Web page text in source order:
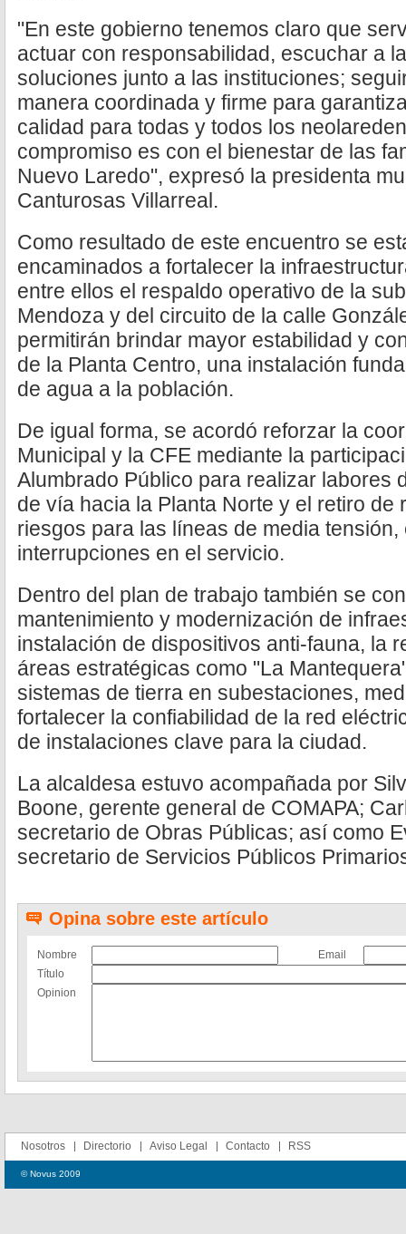
"En este gobierno tenemos claro que
actuar con responsabilidad, escuchar a
soluciones junto a las instituciones;
manera coordinada y firme para
calidad para todas y todos los
compromiso es con el bienestar de las
Nuevo Laredo", expresó la presidenta
Canturosas Villarreal.
Como resultado de este encuentro se
encaminados a fortalecer la
entre ellos el respaldo operativo de la
Mendoza y del circuito de la calle
permitirán brindar mayor estabilidad y
de la Planta Centro, una instalación
de agua a la población.
De igual forma, se acordó reforzar la
Municipal y la CFE mediante la
Alumbrado Público para realizar labores
de vía hacia la Planta Norte y el retiro de
riesgos para las líneas de media
interrupciones en el servicio.
Dentro del plan de trabajo también se
mantenimiento y modernización de
instalación de dispositivos anti-fauna, la
áreas estratégicas como "La
sistemas de tierra en subestaciones,
fortalecer la confiabilidad de la red
de instalaciones clave para la ciudad.
La alcaldesa estuvo acompañada por
Boone, gerente general de COMAPA;
secretario de Obras Públicas; así como
secretario de Servicios Públicos
Opina sobre este artículo
Nombre
Email
Título
Opinion
Nosotros Directorio Aviso Legal Contacto RSS
© Novus 2009